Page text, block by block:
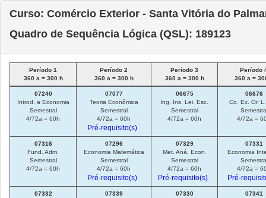
Curso: Comércio Exterior - Santa Vitória do
Quadro de Sequência Lógica (QSL): 189123
Período 1
360 a = 300 h
Período 2
360 a = 300 h
Período 3
360 a = 300 h
Período
360 a =
07240
Introd. a Economia
Semestral
4/72a = 60h
07077
Teoria Econômica
Semestral
4/72a = 60h
Pré-requisito(s)
06675
Ing. Ins. Lei. Esc.
Semestral
4/72a = 60h
06676
Co. Ex. Or.
4/72a =
07316
Fund. Adm.
Semestral
4/72a = 60h
07296
Economia Matemática
Semestral
4/72a = 60h
Pré-requisito(s)
07329
Met. Aná. Econ.
Semestral
4/72a = 60h
Pré-requisito(s)
07331
Economia
4/72a =
Pré-
07332
07339
07330
07341